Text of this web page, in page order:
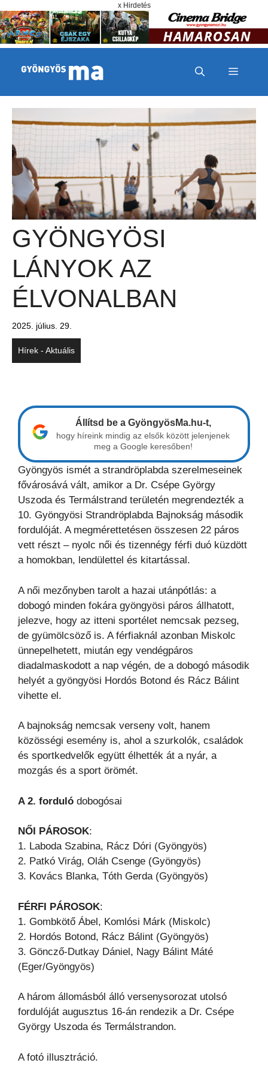
x Hirdetés
MENÜ
GYÖNGYÖSI
LÁNYOK AZ
ÉLVONALBAN
2025. július. 29.
Hírek - Aktuális
Állítsd be a GyöngyösMa.hu-t,
hogy híreink mindig az elsők között jelenjenek
meg a Google keresőben!
Gyöngyös ismét a strandröplabda szerelmeseinek
fővárosává vált, amikor a Dr. Csépe György
Uszoda és Termálstrand területén megrendezték a
10. Gyöngyösi Strandröplabda Bajnokság második
fordulóját. A megmérettetésen összesen 22 páros
vett részt – nyolc női és tizennégy férfi duó küzdött
a homokban, lendülettel és kitartással.
A női mezőnyben tarolt a hazai utánpótlás: a
dobogó minden fokára gyöngyösi páros állhatott,
jelezve, hogy az itteni sportélet nemcsak pezseg,
de gyümölcsöző is. A férfiaknál azonban Miskolc
ünnepelhetett, miután egy vendégpáros
diadalmaskodott a nap végén, de a dobogó második
helyét a gyöngyösi Hordós Botond és Rácz Bálint
vihette el.
A bajnokság nemcsak verseny volt, hanem
közösségi esemény is, ahol a szurkolók, családok
és sportkedvelők együtt élhették át a nyár, a
mozgás és a sport örömét.
A 2. forduló dobogósai
NŐI PÁROSOK:
1. Laboda Szabina, Rácz Dóri (Gyöngyös)
2. Patkó Virág, Oláh Csenge (Gyöngyös)
3. Kovács Blanka, Tóth Gerda (Gyöngyös)
FÉRFI PÁROSOK:
1. Gombkötő Ábel, Komlósi Márk (Miskolc)
2. Hordós Botond, Rácz Bálint (Gyöngyös)
3. Göncző-Dutkay Dániel, Nagy Bálint Máté
(Eger/Gyöngyös)
A három állomásból álló versenysorozat utolsó
fordulóját augusztus 16-án rendezik a Dr. Csépe
György Uszoda és Termálstrandon.
A fotó illusztráció.